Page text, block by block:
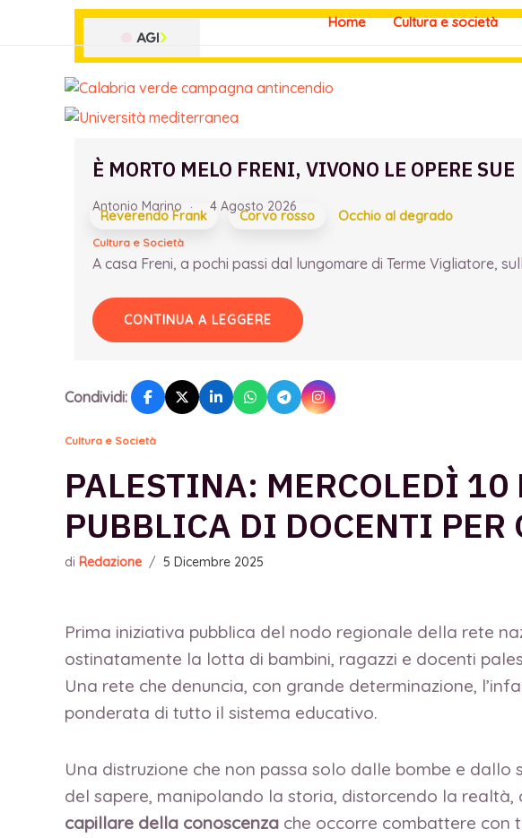
Home Cultura e società
Reverendo Frank Corvo rosso Occhio al degrado
È MORTO MELO FRENI, VIVONO LE OPERE SUE
Antonio Marino 4 Agosto 2026
Cultura e Società
A casa Freni, a pochi passi dal lungomare di Terme Vigliatore,
CONTINUA A LEGGERE
Condividi:
Cultura e Società
PALESTINA: MERCOLEDÌ
PUBBLICA DI DOCENTI PER
di Redazione / 5 Dicembre 2025
Prima iniziativa pubblica del nodo regionale della rete
ostinatamente la lotta di bambini, ragazzi e docenti
Una rete che denuncia, con grande determinazione,
ponderata di tutto il sistema educativo.
Una distruzione che non passa solo dalle bombe e
del sapere, manipolando la storia, distorcendo la realtà,
capillare della conoscenza che occorre combattere con